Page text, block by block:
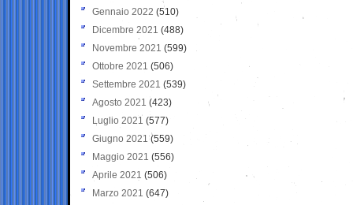
Gennaio 2022 (510)
Dicembre 2021 (488)
Novembre 2021 (599)
Ottobre 2021 (506)
Settembre 2021 (539)
Agosto 2021 (423)
Luglio 2021 (577)
Giugno 2021(559)
Maggio 2021 (556)
Aprile 2021 (506)
Marzo 2021 (647)